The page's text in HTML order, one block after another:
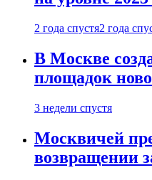
2 года спустя2 года
В Москве
площадок
3 недели спустя
Москвичей
возвращении